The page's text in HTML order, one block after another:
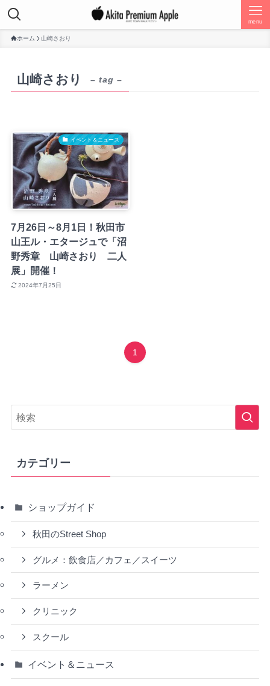
menu
ホーム 山崎さおり
山崎さおり – tag –
イベント＆ニュース
7月26日～8月1日！秋田市
山王ル・エタージュで「沼
野秀章 山崎さおり 二人
展」開催！
2024年7月25日
1
カテゴリー
ショップガイド
秋田のStreet Shop
グルメ：飲食店／カフェ／スイーツ
ラーメン
クリニック
スクール
イベント＆ニュース